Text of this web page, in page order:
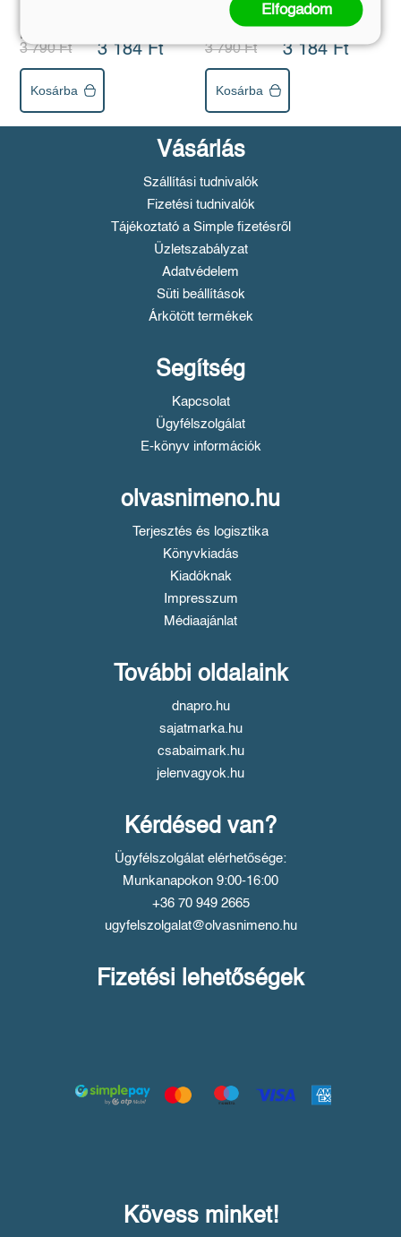
Eredeti ár:
3 790 Ft
3 184 Ft
Kosárba
Kolozsvári Ildikó, Tutunzis
István
3 790 Ft
3 184 Ft
Kosárba
Vásárlás
Szállítási tudnivalók
Fizetési tudnivalók
Tájékoztató a Simple fizetésről
Üzletszabályzat
Adatvédelem
Süti beállítások
Árkötött termékek
Segítség
Kapcsolat
Ügyfélszolgálat
E-könyv információk
olvasnimeno.hu
Terjesztés és logisztika
Könyvkiadás
Kiadóknak
Impresszum
Médiaajánlat
További oldalaink
dnapro.hu
sajatmarka.hu
csabaimark.hu
jelenvagyok.hu
Kérdésed van?
Ügyfélszolgálat elérhetősége:
Munkanapokon 9:00-16:00
+36 70 949 2665
ugyfelszolgalat@olvasnimeno.hu
Fizetési lehetőségek
Kövess minket!
Elfogadom